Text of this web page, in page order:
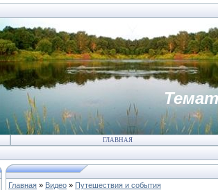
ГЛАВНАЯ
Главная » Видео » Путешествия и события